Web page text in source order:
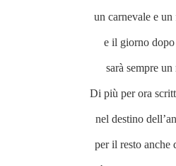
un carnevale e un
e il giorno
sarà sempre un
Di più per ora
nel destino
per il resto anche